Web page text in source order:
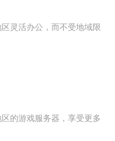
灵活办公，而不受地域限
的游戏服务器，享受更多